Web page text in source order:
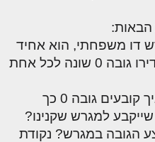
למגרש דו משפחתי, הוא אחיד
לכל המגרש? או שייתכן שיגדירו גובה 0 שונה לכל אחת
2. האם יש הגדרה ברורה לאיך קובעים גובה 0 כך
שנוכל להעריך מה גובה ה-0 שייקבע למגרש שקנינו?
הגובה במגרש? נקודת